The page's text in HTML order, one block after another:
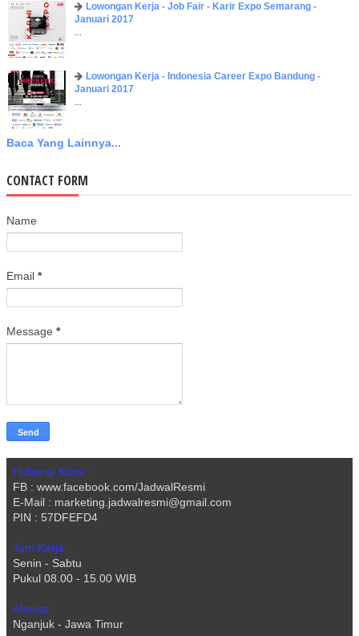
Lowongan Kerja - Job Fair - Karir Expo Semarang -
Januari 2017
...
Lowongan Kerja - Indonesia Career Expo Bandung -
Januari 2017
...
Baca Yang Lainnya...
CONTACT FORM
Name
Email *
Message *
Hubungi Kami :
FB : www.facebook.com/JadwalResmi
E-Mail : marketing.jadwalresmi@gmail.com
PIN : 57DFEFD4
Jam Kerja :
Senin - Sabtu
Pukul 08.00 - 15.00 WIB
Alamat :
Nganjuk - Jawa Timur